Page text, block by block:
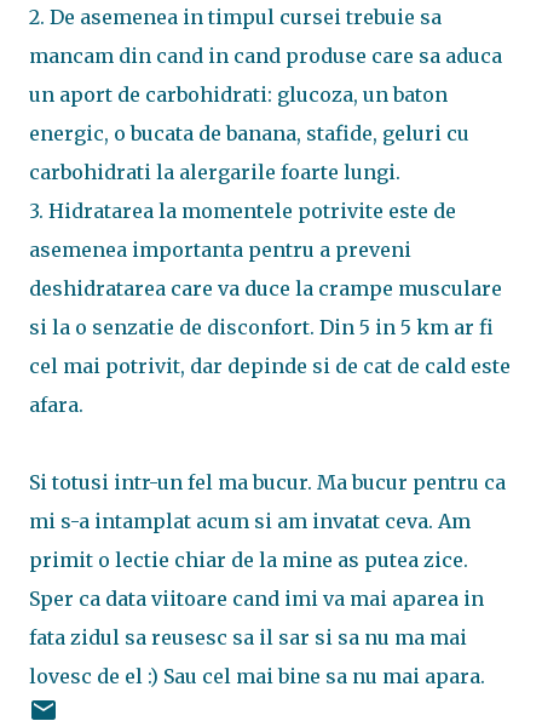
2. De asemenea in timpul cursei trebuie sa
mancam din cand in cand produse care sa aduca
un aport de carbohidrati: glucoza, un baton
energic, o bucata de banana, stafide, geluri cu
carbohidrati la alergarile foarte lungi.
3. Hidratarea la momentele potrivite este de
asemenea importanta pentru a preveni
deshidratarea care va duce la crampe musculare
si la o senzatie de disconfort. Din 5 in 5 km ar fi
cel mai potrivit, dar depinde si de cat de cald este
afara.
Si totusi intr-un fel ma bucur. Ma bucur pentru ca
mi s-a intamplat acum si am invatat ceva. Am
primit o lectie chiar de la mine as putea zice.
Sper ca data viitoare cand imi va mai aparea in
fata zidul sa reusesc sa il sar si sa nu ma mai
lovesc de el :) Sau cel mai bine sa nu mai apara.